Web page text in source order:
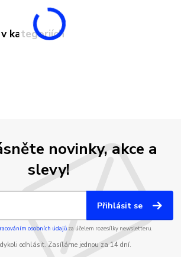
kategoriích
novinky, akce a
slevy!
Přihlásit se
osobních údajůza účelem rozesílky newsletteru.
odhlásit. Zasíláme jednou za 14 dní.